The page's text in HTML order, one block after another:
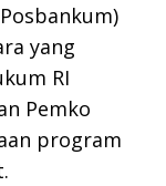
yang
RI
Pemko
program